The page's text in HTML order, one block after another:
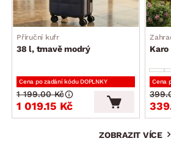
Příruční kufr
38 l, tmavě modrý
Cena po zadání kódu DOPLNKY
1 019.15 Kč
1 199.00 Kč
Karo
Cena
ZOBRAZIT VÍCE